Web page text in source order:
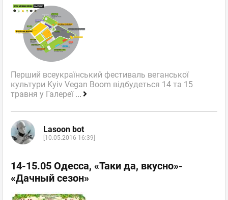
Перший всеукраїнський фестиваль веганської
культури Kyiv Vegan Boom відбудеться 14 та 15
травня у Галереї ...
Lasoon bot
[10.05.2016 16:39]
14-15.05 Одесса, «Таки да, вкусно»-
«Дачный сезон»